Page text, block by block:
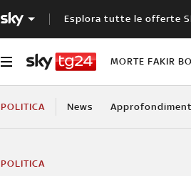
Esplora tutte le offerte
MORTE FAKIR
POLITICA News
POLITICA